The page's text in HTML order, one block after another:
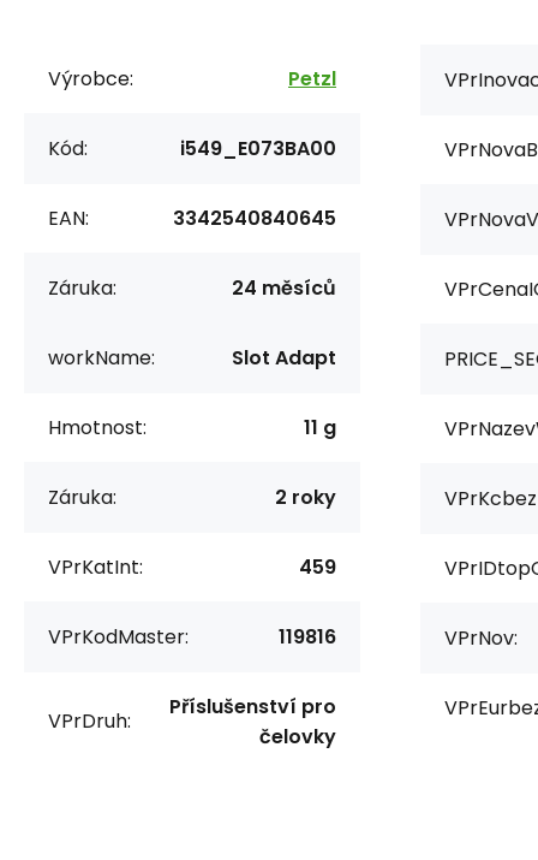
Výrobce: Petzl
Kód: i549_E073BA00
EAN: 3342540840645
Záruka: 24 měsíců
workName: Slot Adapt
Hmotnost: 11 g
Záruka: 2 roky
VPrKatInt: 459
VPrKodMaster: 119816
VPrDruh:
Příslušenství pro
čelovky
VPrNov: